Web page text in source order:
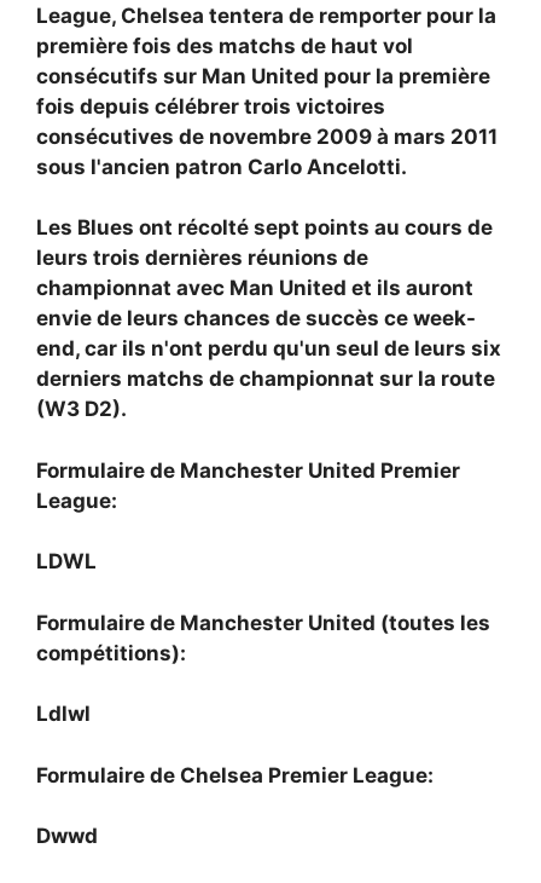
League, Chelsea tentera de remporter pour la
première fois des matchs de haut vol
consécutifs sur Man United pour la première
fois depuis célébrer trois victoires
consécutives de novembre 2009 à mars 2011
sous l'ancien patron Carlo Ancelotti.
Les Blues ont récolté sept points au cours de
leurs trois dernières réunions de
championnat avec Man United et ils auront
envie de leurs chances de succès ce week-
end, car ils n'ont perdu qu'un seul de leurs six
derniers matchs de championnat sur la route
(W3 D2).
Formulaire de Manchester United Premier
League:
LDWL
Formulaire de Manchester United (toutes les
compétitions):
Ldlwl
Formulaire de Chelsea Premier League:
Dwwd